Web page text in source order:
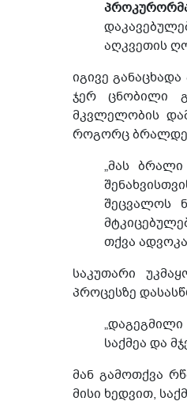
აღკვეთის
იგივე
ჯერ ცნობილი
მკვლელობის
როგორც
„მას
შეცვალოს
თქვა
საკუთარი
პროცესზე
საქმეა და
მან გამოთქვა
მისი ხედვით,